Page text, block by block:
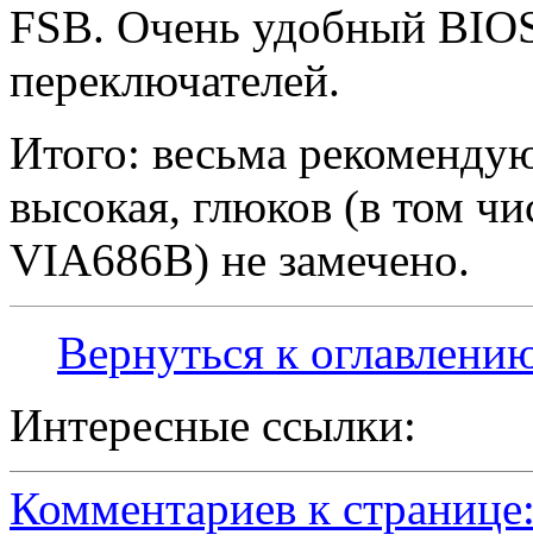
FSB. Очень удобный
переключателей.
Итого: весьма
высокая, глюков (в том
VIA686B) не замечено.
Вернуться к
Интересные ссылки:
Комментариев к